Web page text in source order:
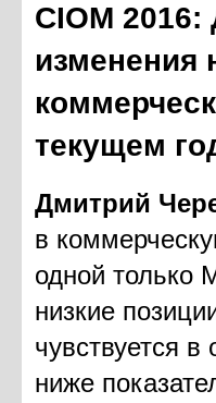
CIOM
изменения
текущем
Дмитрий
в
одной только
низкие
чувствуется
ниже